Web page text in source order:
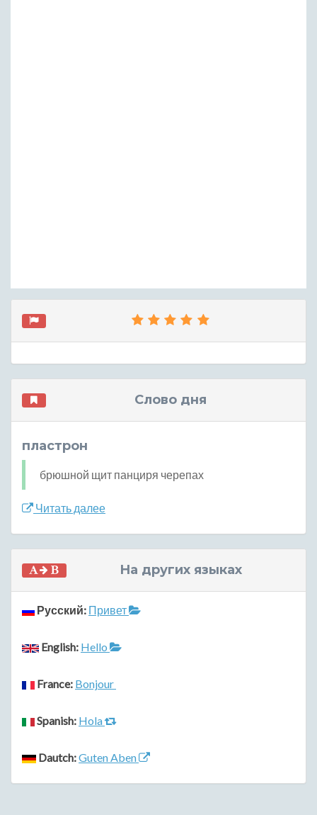
Слово дня
пластрон
брюшной щит панциря черепах
Читать далее
На других языках
Русский: Привет
English: Hello
France: Bonjour
Spanish: Hola
Dautch:Guten Aben